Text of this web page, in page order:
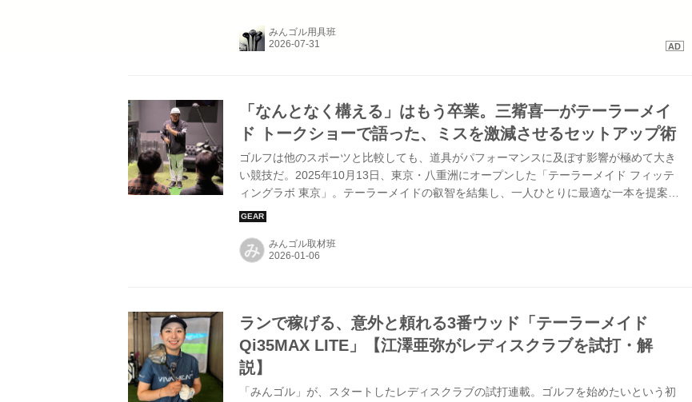
みんゴル用具班
「なんとなく構える」はもう卒業。三觜喜一がテーラーメイ
ド トークショーで語った、ミスを激減させるセットアップ術
ゴルフは他のスポーツと比較しても、道具がパフォーマンスに及ぼす影響が極めて大き
い競技だ。2025年10月13日、東京・八重洲にオープンした「テーラーメイド フィッテ
ィングラボ 東京」。テーラーメイドの叡智を結集し、一人ひとりに最適な一本を提案す
るこの場所で、三觜喜一コーチによるトークショーが開催された。
み みんゴル取材班
ランで稼げる、意外と頼れる3番ウッド「テーラーメイド
Qi35MAX LITE」【江澤亜弥がレディスクラブを試打・解
説】
「みんゴル」が、スタートしたレディスクラブの試打連載。ゴルフを始めたいという初